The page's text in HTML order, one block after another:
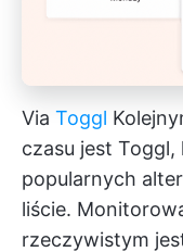
Via Toggl
czasu jest
popularnych
liście.
rzeczywistym